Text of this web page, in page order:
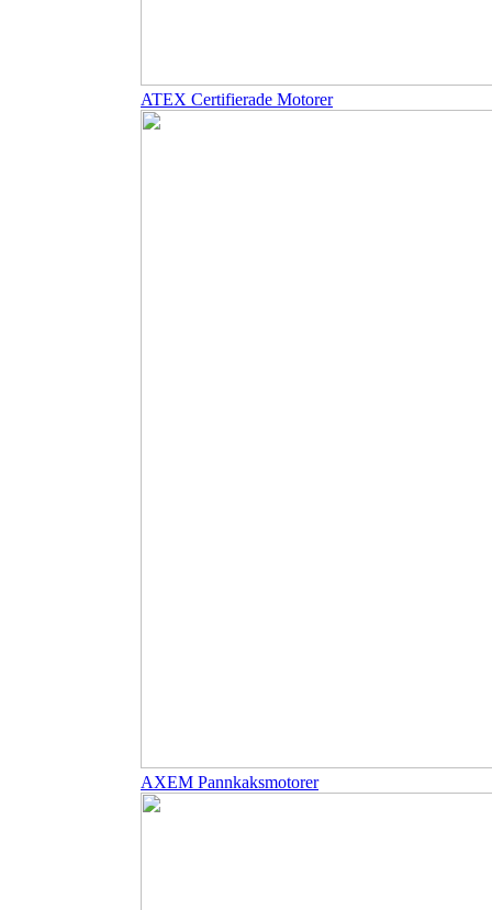
ATEX Certifierade Motorer
AXEM Pannkaksmotorer